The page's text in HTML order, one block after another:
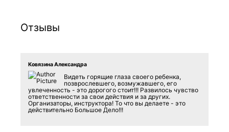
Отзывы
Ковязина Александра
Видеть горящие глаза своего ребенка,
позврослевшего, возмужавшего, его
увлеченность - это дорогого стоит!!! Развилось чувство
ответственности за свои действия и за других.
Организаторы, инструктора! То что вы делаете - это
действительно Большое Дело!!!